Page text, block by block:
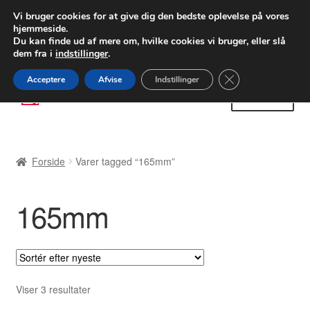
LEVERING fra 55 kr.
FEDEX verdensomspændende forsendelse
80 82 72 02
Spring
til
Spring
til
Betalinger
Kasse
Klage
Klageprocedure
Forside Varer tagged “165mm”
165mm
Viser 3 resultaterSorteret
Vi bruger cookies for at give dig den bedste oplevelse på vores
hjemmeside.
Du kan finde ud af mere om, hvilke cookies vi bruger, eller slå
dem fra i indstillinger.
Acceptere Afvise Indstillinger Close GDPR